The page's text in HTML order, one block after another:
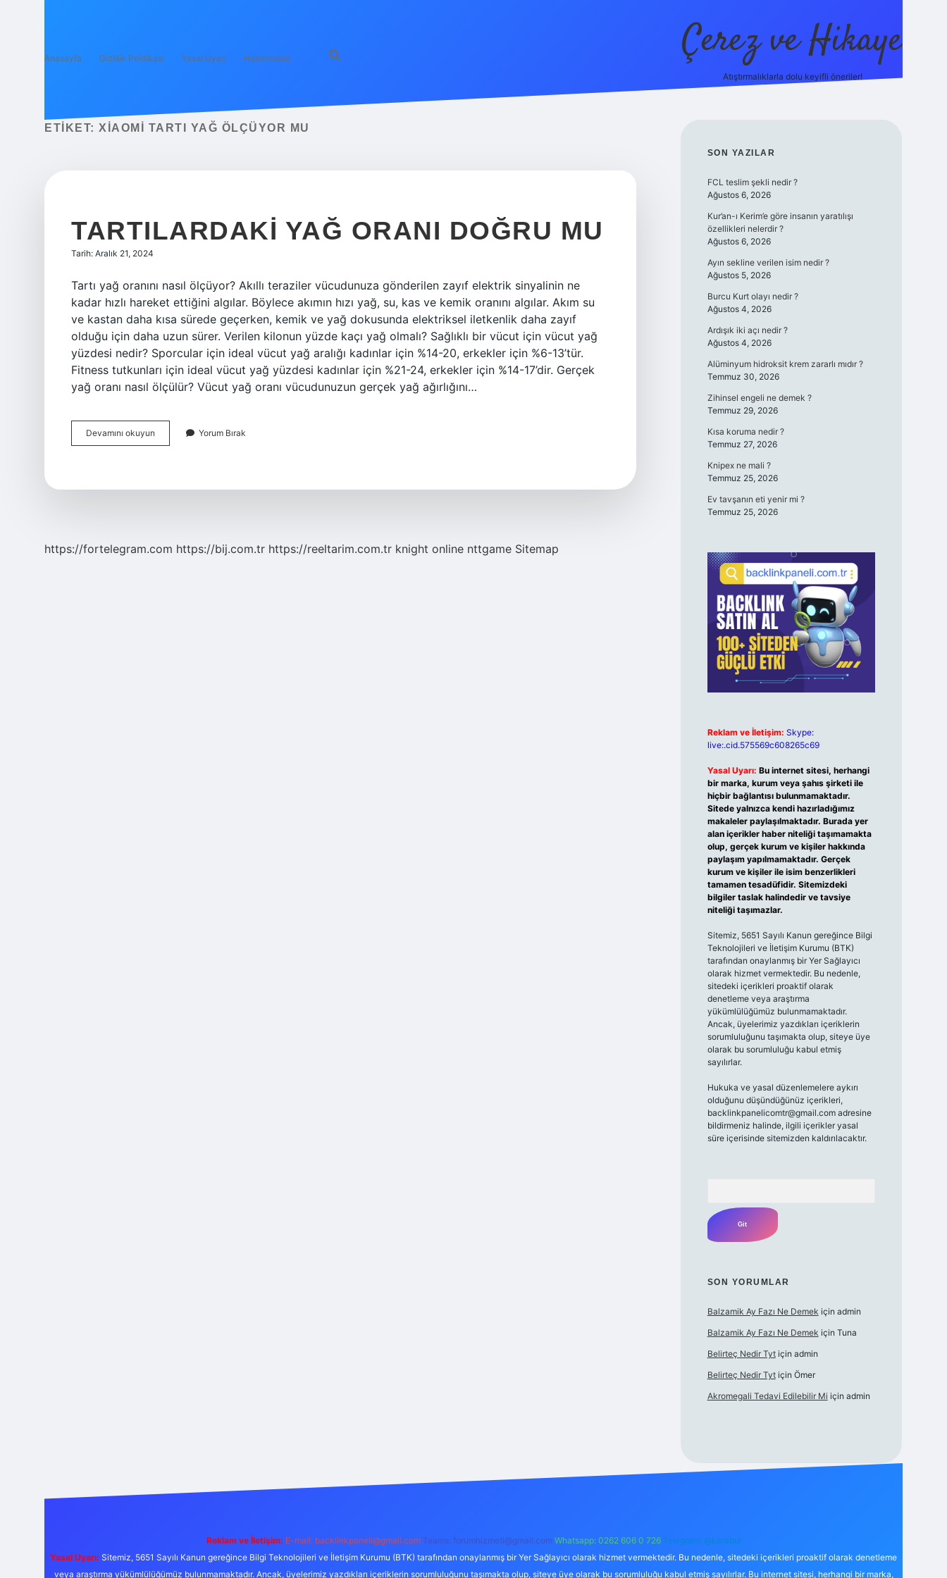
Anasayfa Gizlilik Politikası Yasal Uyarı Hakkımızda Çerez ve Hikaye
Atıştırmalıklarla dolu keyifli öneriler!
ETIKET: XIAOMI TARTI YAĞ ÖLÇÜYOR MU
TARTILARDAKI YAĞ ORANI DOĞRU MU
Tarih: Aralık 21, 2024
Tartı yağ oranını nasıl ölçüyor? Akıllı teraziler vücudunuza gönderilen zayıf elektrik sinyalinin ne
kadar hızlı hareket ettiğini algılar. Böylece akımın hızı yağ, su, kas ve kemik oranını algılar. Akım su
ve kastan daha kısa sürede geçerken, kemik ve yağ dokusunda elektriksel iletkenlik daha zayıf
olduğu için daha uzun sürer. Verilen kilonun yüzde kaçı yağ olmalı? Sağlıklı bir vücut için vücut yağ
yüzdesi nedir? Sporcular için ideal vücut yağ aralığı kadınlar için %14-20, erkekler için %6-13’tür.
Fitness tutkunları için ideal vücut yağ yüzdesi kadınlar için %21-24, erkekler için %14-17’dir. Gerçek
yağ oranı nasıl ölçülür? Vücut yağ oranı vücudunuzun gerçek yağ ağırlığını…
Devamını okuyun Tartılardaki
Yağ
Yorum Bırak
https://fortelegram.com https://bij.com.tr https://reeltarim.com.tr knight online nttgame Sitemap
SIDEBAR
SON YAZILAR
FCL teslim şekli nedir ?
Ağustos 6, 2026
Kur’an-ı Kerim’e göre insanın yaratılışı
özellikleri nelerdir ?
Ağustos 6, 2026
Ayın sekline verilen isim nedir ?
Ağustos 5, 2026
Burcu Kurt olayı nedir ?
Ağustos 4, 2026
Ardışık iki açı nedir ?
Ağustos 4, 2026
Alüminyum hidroksit krem zararlı mıdır ?
Temmuz 30, 2026
Zihinsel engeli ne demek ?
Temmuz 29, 2026
Kısa koruma nedir ?
Temmuz 27, 2026
Knipex ne mali ?
Temmuz 25, 2026
Ev tavşanın eti yenir mi ?
Temmuz 25, 2026
Reklam ve İletişim: Skype:
live:.cid.575569c608265c69
Yasal Uyarı: Bu internet sitesi, herhangi
bir marka, kurum veya şahıs şirketi ile
hiçbir bağlantısı bulunmamaktadır.
Sitede yalnızca kendi hazırladığımız
makaleler paylaşılmaktadır. Burada yer
alan içerikler haber niteliği taşımamakta
olup, gerçek kurum ve kişiler hakkında
paylaşım yapılmamaktadır. Gerçek
kurum ve kişiler ile isim benzerlikleri
tamamen tesadüfidir. Sitemizdeki
bilgiler taslak halindedir ve tavsiye
niteliği taşımazlar.
Sitemiz, 5651 Sayılı Kanun gereğince Bilgi
Teknolojileri ve İletişim Kurumu (BTK)
tarafından onaylanmış bir Yer Sağlayıcı
olarak hizmet vermektedir. Bu nedenle,
sitedeki içerikleri proaktif olarak
denetleme veya araştırma
yükümlülüğümüz bulunmamaktadır.
Ancak, üyelerimiz yazdıkları içeriklerin
sorumluluğunu taşımakta olup, siteye üye
olarak bu sorumluluğu kabul etmiş
sayılırlar.
Hukuka ve yasal düzenlemelere aykırı
olduğunu düşündüğünüz içerikleri,
backlinkpanelicomtr@gmail.comadresine
bildirmeniz halinde, ilgili içerikler yasal
süre içerisinde sitemizden kaldırılacaktır.
SON YORUMLAR
Balzamik Ay Fazı Ne Demek için admin
Balzamik Ay Fazı Ne Demek için Tuna
Belirteç Nedir Tytiçin admin
Belirteç Nedir Tytiçin Ömer
Akromegali Tedavi Edilebilir Mi için admin
Reklam ve İletişim: E-mail: backlinkpaneli@gmail.com Teams: forumhizmeti@gmail.com Whatsapp: 0262 606 0 726 Telegram: @karabul
Yasal Uyarı: Sitemiz, 5651 Sayılı Kanun gereğince Bilgi Teknolojileri ve İletişim Kurumu (BTK) tarafından onaylanmış bir Yer Sağlayıcı olarak hizmet vermektedir. Bu nedenle, sitedeki içerikleri proaktif olarak denetleme
veya araştırma yükümlülüğümüz bulunmamaktadır. Ancak, üyelerimiz yazdıkları içeriklerin sorumluluğunu taşımakta olup, siteye üye olarak bu sorumluluğu kabul etmiş sayılırlar. Bu internet sitesi, herhangi bir marka,